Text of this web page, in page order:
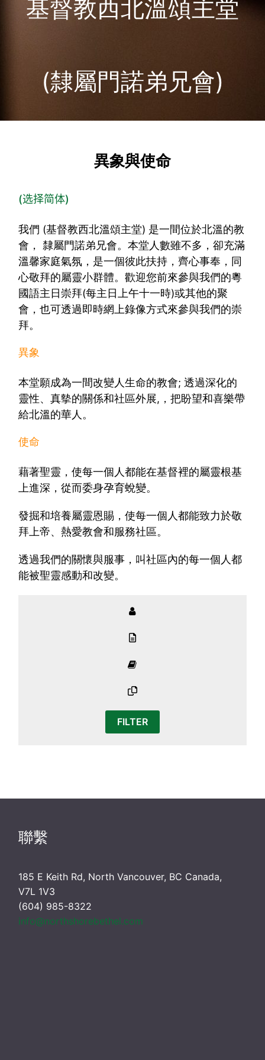
基督教西北溫頌主堂
(隸屬門諾弟兄會)
異象與使命
(选择简体)
我們 (基督教西北溫頌主堂) 是一間位於北溫的教
會， 隸屬門諾弟兄會。本堂人數雖不多，卻充滿
溫馨家庭氣氛，是一個彼此扶持，齊心事奉，同
心敬拜的屬靈小群體。歡迎您前來參與我們的粵
國語主日崇拜(每主日上午十一時)或其他的聚
會，也可透過即時網上錄像方式來參與我們的崇
拜。
異象
本堂願成為一間改變人生命的教會; 透過深化的
靈性、真摰的關係和社區外展,，把盼望和喜樂帶
給北溫的華人。
使命
藉著聖靈，使每一個人都能在基督裡的屬靈根基
上進深，從而委身孕育蛻變。
發掘和培養屬靈恩賜，使每一個人都能致力於敬
拜上帝、熱愛教會和服務社區。
透過我們的關懷與服事，叫社區內的每一個人都
能被聖靈感動和改變。
聯繫
185 E Keith Rd, North Vancouver, BC Canada,
V7L 1V3
(604) 985-8322
info@northshorebethel.com